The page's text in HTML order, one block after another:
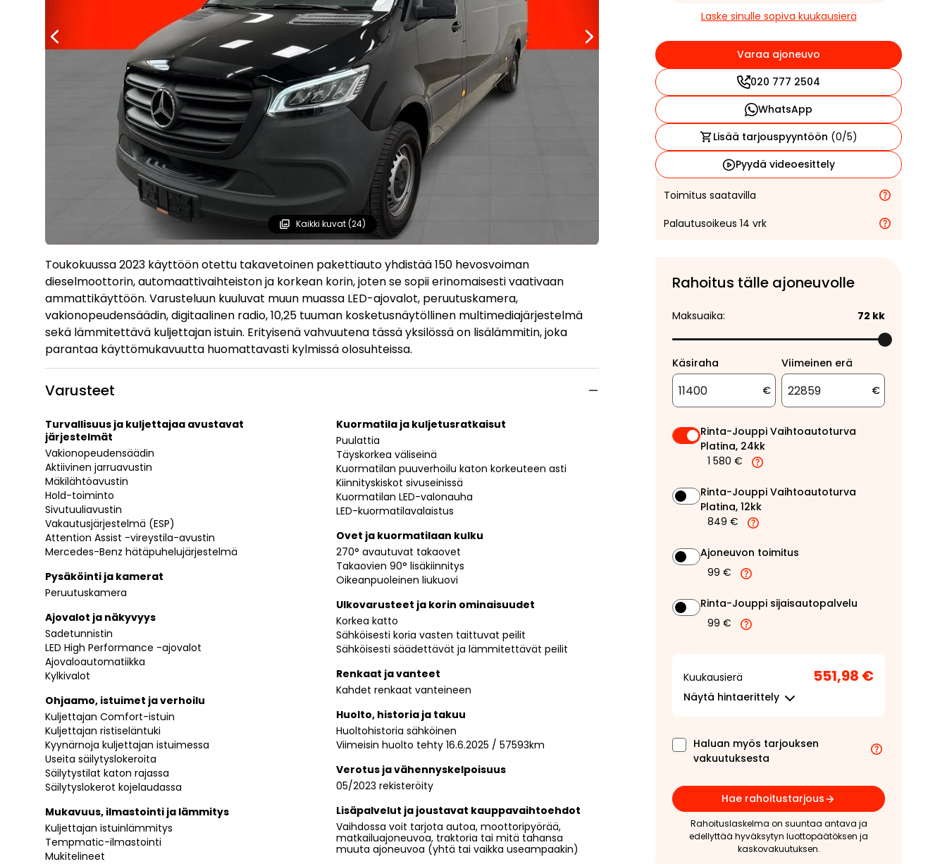
Kaikki kuvat (24)
Toukokuussa 2023 käyttöön otettu takavetoinen pakettiauto yhdistää 150 hevosvoiman
dieselmoottorin, automaattivaihteiston ja korkean korin, joten se sopii erinomaisesti vaativaan
ammattikäyttöön. Varusteluun kuuluvat muun muassa LED-ajovalot, peruutuskamera,
vakionopeudensäädin, digitaalinen radio, 10,25 tuuman kosketusnäytöllinen multimediajärjestelmä
sekä lämmitettävä kuljettajan istuin. Erityisenä vahvuutena tässä yksilössä on lisälämmitin, joka
parantaa käyttömukavuutta huomattavasti kylmissä olosuhteissa.
Varusteet
Turvallisuus ja kuljettajaa avustavat
järjestelmät
Vakionopeudensäädin
Aktiivinen jarruavustin
Mäkilähtöavustin
Hold-toiminto
Sivutuuliavustin
Vakautusjärjestelmä (ESP)
Attention Assist -vireystila-avustin
Mercedes-Benz hätäpuhelujärjestelmä
Pysäköinti ja kamerat
Peruutuskamera
Ajovalot ja näkyvyys
Sadetunnistin
LED High Performance -ajovalot
Ajovaloautomatiikka
Kylkivalot
Ohjaamo, istuimet ja verhoilu
Kuljettajan Comfort-istuin
Kuljettajan ristiseläntuki
Kyynärnoja kuljettajan istuimessa
Useita säilytyslokeroita
Säilytystilat katon rajassa
Säilytyslokerot kojelaudassa
Mukavuus, ilmastointi ja lämmitys
Kuljettajan istuinlämmitys
Tempmatic-ilmastointi
Mukitelineet
Kuormatila ja kuljetusratkaisut
Puulattia
Täyskorkea väliseinä
Kuormatilan puuverhoilu katon korkeuteen asti
Kiinnityskiskot sivuseinissä
Kuormatilan LED-valonauha
LED-kuormatilavalaistus
Ovet ja kuormatilaan kulku
270° avautuvat takaovet
Takaovien 90° lisäkiinnitys
Oikeanpuoleinen liukuovi
Ulkovarusteet ja korin ominaisuudet
Korkea katto
Sähköisesti koria vasten taittuvat peilit
Sähköisesti säädettävät ja lämmitettävät peilit
Renkaat ja vanteet
Kahdet renkaat vanteineen
Huolto, historia ja takuu
Huoltohistoria sähköinen
Viimeisin huolto tehty 16.6.2025 / 57593km
Verotus ja vähennyskelpoisuus
05/2023 rekisteröity
Lisäpalvelut ja joustavat kauppavaihtoehdot
Vaihdossa voit tarjota autoa, moottoripyörää,
matkailuajoneuvoa, traktoria tai mitä tahansa
muuta ajoneuvoa (yhtä tai vaikka useampaakin)
Laske sinulle sopiva kuukausierä
Varaa ajoneuvo
020 777 2504
WhatsApp
Lisää tarjouspyyntöön (0/5)
Pyydä videoesittely
Toimitus saatavilla
Palautusoikeus 14 vrk
Rahoitus tälle ajoneuvolle
Maksuaika: 72 kk
Käsiraha
€
Viimeinen erä
€
Rinta-Jouppi Vaihtoautoturva
Platina, 24kk
1 580 €
Rinta-Jouppi Vaihtoautoturva
Platina, 12kk
849 €
Ajoneuvon toimitus
99 €
Rinta-Jouppi sijaisautopalvelu
99 €
Kuukausierä 551,98 €
Näytä hintaerittely
Haluan myös tarjouksen
vakuutuksesta
Hae rahoitustarjous
Rahoituslaskelma on suuntaa antava ja
edellyttää hyväksytyn luottopäätöksen ja
kaskovakuutuksen.